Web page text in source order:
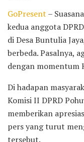
GoPresent –
kedua anggota
di Desa Buntulia
berbeda. Pasalnya,
dengan momentum
Di hadapan
Komisi II DPRD
memberikan
pers yang turut
tersebut.